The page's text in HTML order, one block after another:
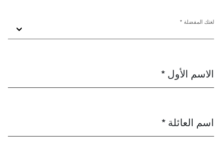
لغتك المفضلة *
الاسم الأول *
اسم العائلة *